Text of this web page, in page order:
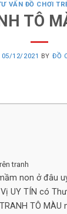
VẤN ĐỒ CHƠI
TÔ
05/12/2021 BY ĐỒ
tranh
non ở đâu
UY TÍN có
TÔ MÀU